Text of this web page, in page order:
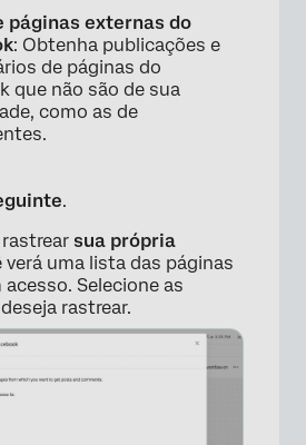
×
páginas externas do
: Obtenha publicações e
de páginas do
que não são de sua
como as de
.
sua própria
verá uma lista das páginas
Selecione as
rastrear.